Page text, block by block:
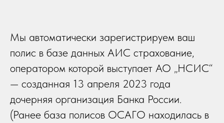
Мы автоматически зарегистрируем ваш
полис в базе данных АИС страхование,
оператором которой выступает АО „НСИС“
— созданная 13 апреля 2023 года
дочерняя организация Банка России.
(Ранее база полисов ОСАГО находилась в